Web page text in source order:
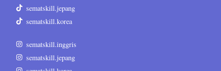
sematskill.jepang
sematskill.korea
sematskill.inggris
sematskill.jepang